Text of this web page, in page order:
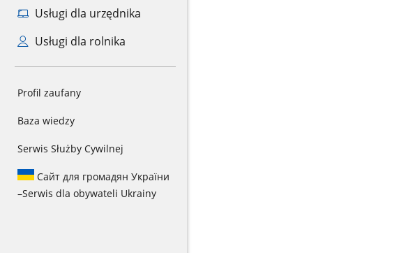
Usługi dla urzędnika
Usługi dla rolnika
Profil zaufany
Baza wiedzy
Serwis Służby Cywilnej
Сайт для громадян України
–Serwis dla obywateli Ukrainy